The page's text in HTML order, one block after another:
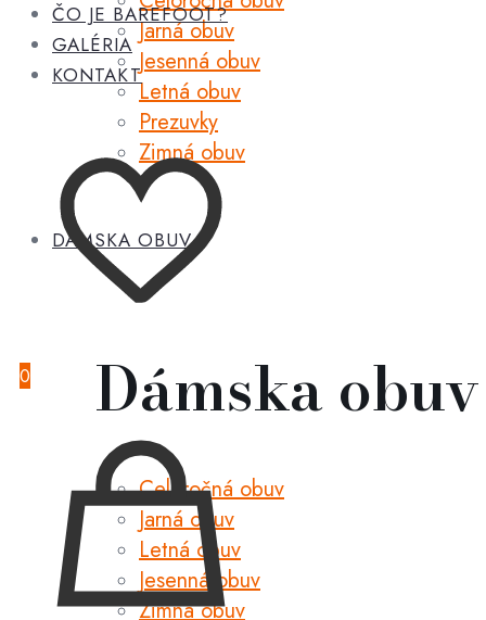
Jarná obuv
Jesenná obuv
Letná obuv
Prezuvky
Zimná obuv
DÁMSKA OBUV
Dámska obuv
Celoročná obuv
Jarná obuv
Letná obuv
Jesenná obuv
Zimná obuv
ČO JE BAREFOOT?
GALÉRIA
KONTAKT
0